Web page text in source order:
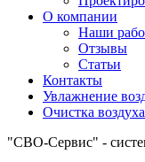
О компании
Наши
Отзывы
Статьи
Контакты
Увлажнение
Очистка воздуха
"СВО-Сервис" -